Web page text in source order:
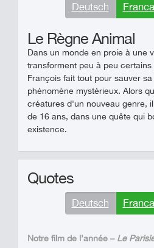
Deutsch
Le Règne Animal
Dans un monde en proie à une
transforment peu à peu
François fait tout pour sauver
phénomène mystérieux. Alors
créatures d'un nouveau genre,
de 16 ans, dans une quête qui
existence.
Quotes
Deutsch
Notre film de l’année – Le